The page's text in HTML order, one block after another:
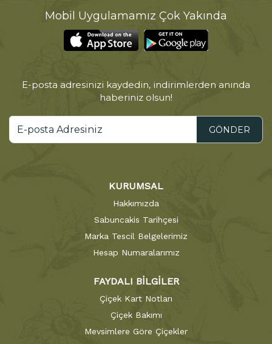
Mobil Uygulamamız Çok Yakında
E-posta adresinizi kaydedin, indirimlerden anında
haberiniz olsun!
GÖNDER
KURUMSAL
Hakkımızda
Sabuncakis Tarihçesi
Marka Tescil Belgelerimiz
Hesap Numaralarımız
FAYDALI BİLGİLER
Çiçek Kart Notları
Çiçek Bakımı
Mevsimlere Göre Çiçekler